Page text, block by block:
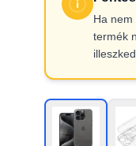
Ha nem
termék